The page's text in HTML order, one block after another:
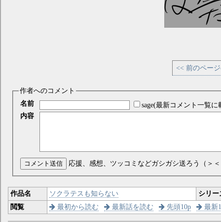
<< 前のペー
作者へのコメント
名前
sage(最新コメント一覧に
内容
コメント送信 応援、感想、ツッコミなどガシガシ送ろう（＞
作品名 ソクラテスも知らない
シリー
閲覧
最初から読む 最新話を読む 先頭10p 最新